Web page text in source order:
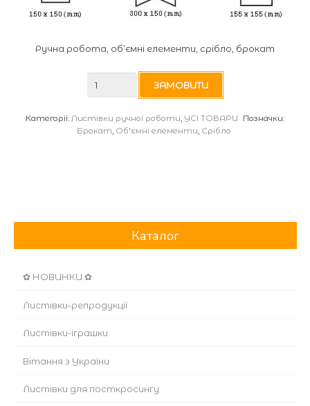
Ручна робота, об’ємні елементи, срібло, брокат
Р-951
ЗАМОВИТИ
Категорії:Листівки ручної роботи, УСІ ТОВАРИ
Позначки:
Брокат, Об'ємні елементи, Срібло
Каталог
✿ НОВИНКИ ✿
Листівки-репродукції
Листівки-іграшки
Вітання з України
Листівки для посткросингу